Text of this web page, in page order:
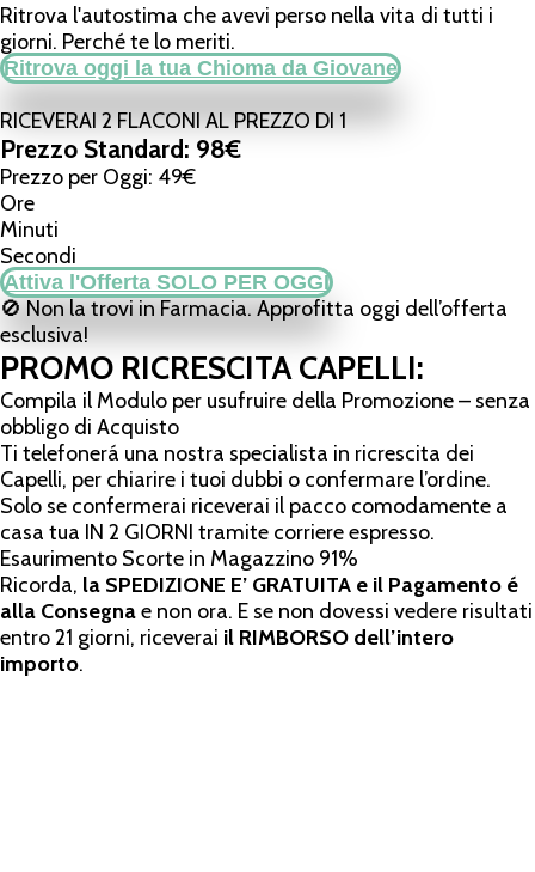
Ritrova l'autostima che avevi perso nella vita di tutti i
giorni. Perché te lo meriti.
Ritrova oggi la tua Chioma da Giovane
RICEVERAI 2 FLACONI AL PREZZO DI 1
Prezzo Standard: 98€
Prezzo per Oggi: 49€
Ore
Minuti
Secondi
Attiva l'Offerta SOLO PER OGGI
🚫 Non la trovi in Farmacia. Approfitta oggi dell’offerta
esclusiva!
PROMO RICRESCITA CAPELLI:
Compila il Modulo per usufruire della Promozione – senza
obbligo di Acquisto
Ti telefonerá una nostra specialista in ricrescita dei
Capelli, per chiarire i tuoi dubbi o confermare l’ordine.
Solo se confermerai riceverai il pacco comodamente a
casa tua IN 2 GIORNI tramite corriere espresso.
Esaurimento Scorte in Magazzino 91%
Ricorda, la SPEDIZIONE E’ GRATUITA e il Pagamento é
alla Consegnae non ora. E se non dovessi vedere risultati
entro 21 giorni, riceverai il RIMBORSO dell’intero
importo.